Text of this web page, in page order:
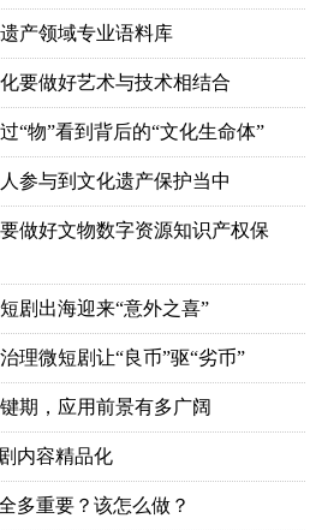
产领域专业语料库
要做好艺术与技术相结合
“物”看到背后的“文化生命体”
参与到文化遗产保护当中
做好文物数字资源知识产权保
剧出海迎来“意外之喜”
理微短剧让“良币”驱“劣币”
期，应用前景有多广阔
内容精品化
多重要？该怎么做？